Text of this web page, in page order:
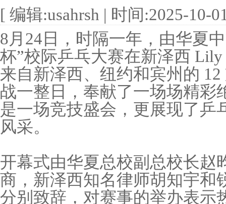
[ 编辑:usahrsh | 时间:2025-10-
8月24日，时隔一年，由华夏
杯”校际乒乓大赛在新泽西
来自新泽西、纽约和宾州的
战一整日，奉献了一场场精彩
是一场竞技盛会，更展现了乒
风采。
开幕式由华夏总校副总校长赵
商，新泽西知名律师胡知宇和
分别致辞，对赛事的举办表示